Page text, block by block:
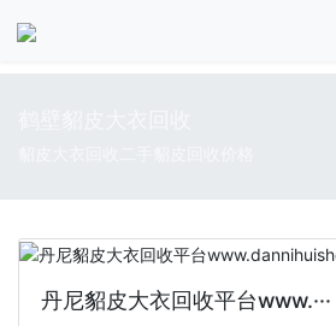
丹尼貂皮大衣回收平台www.···